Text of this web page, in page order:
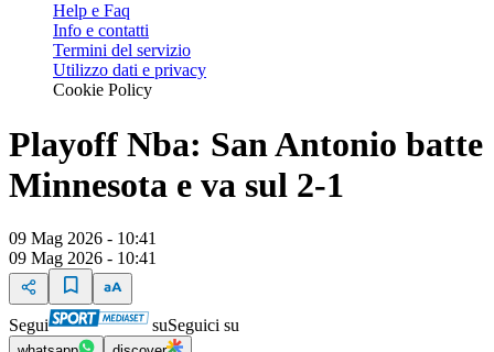
Help e Faq
Info e contatti
Termini del servizio
Utilizzo dati e privacy
Cookie Policy
Playoff Nba: San Antonio batte
Minnesota e va sul 2-1
09 Mag 2026 - 10:41
09 Mag 2026 - 10:41
Segui suSeguici su